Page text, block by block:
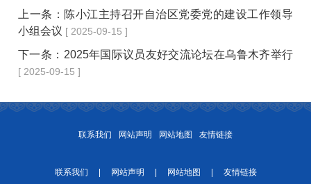
上一条： 陈小江主持召开自治区党委党的建设工作领导
小组会议 [ 2025-09-15 ]
下一条： 2025年国际议员友好交流论坛在乌鲁木齐举行
[ 2025-09-15 ]
联系我们 网站声明 网站地图 友情链接
联系我们 | 网站声明 | 网站地图 | 友情链接